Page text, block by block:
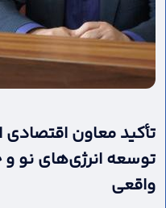
تأکید معاون اقتصادی
توسعه انرژی‌های نو و
واقعی